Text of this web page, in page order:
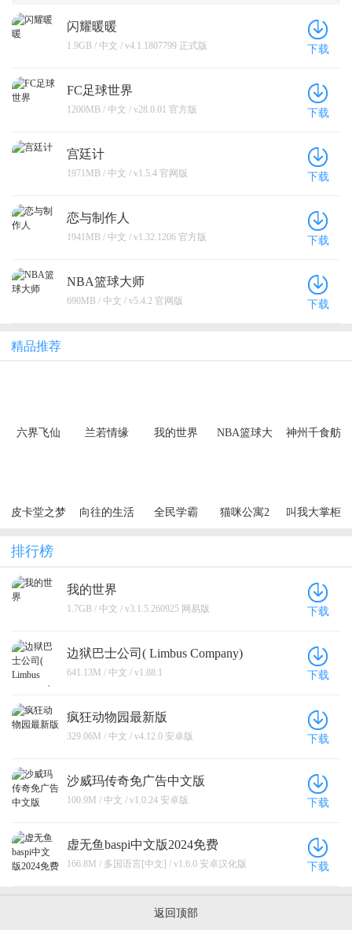
闪耀暖暖
1.9GB / 中文 / v4.1.1807799 正式版 下载
FC足球世界
1200MB / 中文 / v28.0.01 官方版 下载
宫廷计
1971MB / 中文 / v1.5.4 官网版 下载
恋与制作人
1941MB / 中文 / v1.32.1206 官方版 下载
NBA篮球大师
690MB / 中文 / v5.4.2 官网版 下载
精品推荐
六界飞仙
兰若情缘
我的世界
NBA篮球大
神州千食舫
皮卡堂之梦
向往的生活 全民学霸 猫咪公寓2 叫我大掌柜
排行榜
我的世界
1.7GB / 中文 / v3.1.5.260925 网易版 下载
边狱巴士公司( Limbus Company)
641.13M / 中文 / v1.88.1 下载
疯狂动物园最新版
329.06M / 中文 / v4.12.0 安卓版 下载
沙威玛传奇免广告中文版
100.9M / 中文 / v1.0.24 安卓版 下载
虚无鱼baspi中文版2024免费
166.8M / 多国语言[中文] / v1.6.0 安卓汉化版 下载
返回顶部